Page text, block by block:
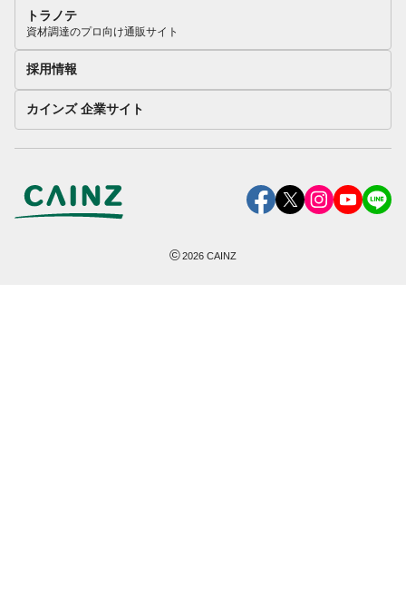
トラノテ
資材調達のプロ向け通販サイト
採用情報
カインズ 企業サイト
©2026 CAINZ